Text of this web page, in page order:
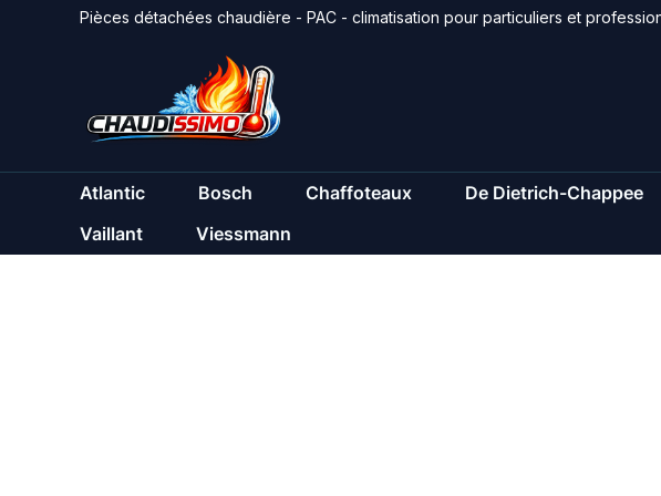
Pièces détachées chaudière - PAC - climatisation pour particuliers et
Atlantic Bosch Chaffoteaux De Dietrich-Chappee
Vaillant
Viessmann